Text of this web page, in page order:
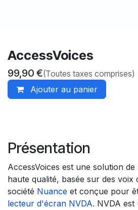
AccessVoices
99,90 €(Toutes taxes comprises)
Ajouter au panier
Présentation
AccessVoices est une solution
haute qualité, basée sur des voix
société Nuance et conçue pour
lecteur d'écran NVDA. NVDA